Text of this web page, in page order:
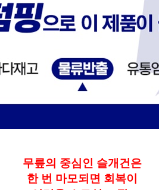
무릎의 중심인 슬개건은
한 번 마모되면 회복이